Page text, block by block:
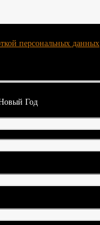
персональных данных
Год